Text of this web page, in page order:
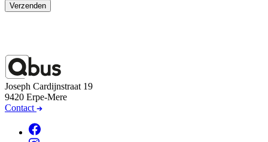
Verzenden
Joseph Cardijnstraat 19
9420 Erpe-Mere
Contact